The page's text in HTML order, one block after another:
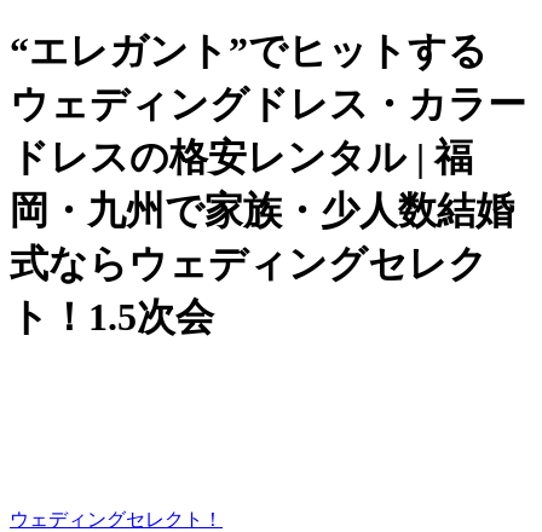
“エレガント”でヒットする
ウェディングドレス・カラー
ドレスの格安レンタル | 福
岡・九州で家族・少人数結婚
式ならウェディングセレク
ト！1.5次会
ウェディングセレクト！